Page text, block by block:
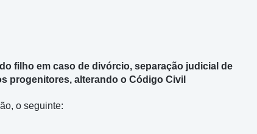
filho em caso de divórcio, separação judicial de
progenitores, alterando o Código Civil
o seguinte: